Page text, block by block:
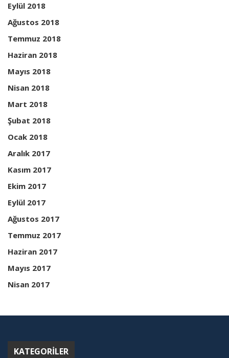
Eylül 2018
Ağustos 2018
Temmuz 2018
Haziran 2018
Mayıs 2018
Nisan 2018
Mart 2018
Şubat 2018
Ocak 2018
Aralık 2017
Kasım 2017
Ekim 2017
Eylül 2017
Ağustos 2017
Temmuz 2017
Haziran 2017
Mayıs 2017
Nisan 2017
KATEGORILER